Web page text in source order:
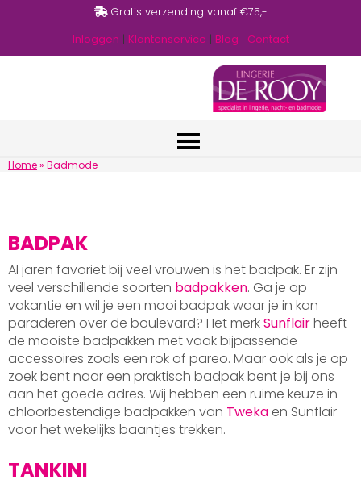
Gratis verzending vanaf €75,-
Inloggen | Klantenservice | Blog | Contact
Home» Badmode
BADPAK
Al jaren favoriet bij veel vrouwen is het badpak. Er zijn
veel verschillende soorten badpakken. Ga je op
vakantie en wil je een mooi badpak waar je in kan
paraderen over de boulevard? Het merkSunflairheeft
de mooiste badpakken met vaak bijpassende
accessoires zoals een rok of pareo. Maar ook als je op
zoek bent naar een praktisch badpak bent je bij ons
aan het goede adres. Wij hebben een ruime keuze in
chloorbestendige badpakken van Tweka en Sunflair
voor het wekelijks baantjes trekken.
TANKINI